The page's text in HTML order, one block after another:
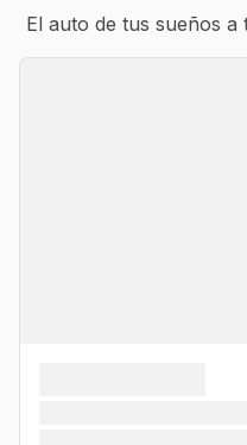
El auto de tus sueños a